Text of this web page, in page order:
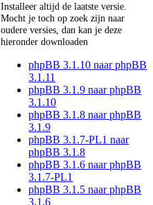
Installeer altijd de laatste versie.
Mocht je toch op zoek zijn naar
oudere versies, dan kan je deze
hieronder downloaden
phpBB 3.1.10 naar phpBB
3.1.11
phpBB 3.1.9 naar phpBB
3.1.10
phpBB 3.1.8 naar phpBB
3.1.9
phpBB 3.1.7-PL1 naar
phpBB 3.1.8
phpBB 3.1.6 naar phpBB
3.1.7-PL1
phpBB 3.1.5 naar phpBB
3.1.6